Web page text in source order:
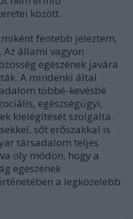
között.
fentebb jeleztem,
Az állami vagyon
egészének javára
A mindenki által
többé-kevésbé
egészségügyi,
kielégítését szolgálta.
sőt erőszakkal is
társadalom teljes
oly módon, hogy a
egészének
a legközelebb